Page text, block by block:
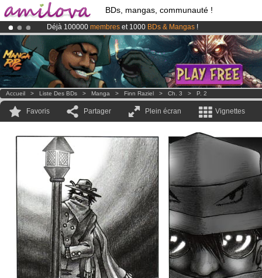
BDs, mangas, communauté !
Déjà 100000 membres et 1000 BDs & Mangas !
Abonnement premium: à partir de3.95 eurospar mois !Clique ici
LeKickstarter Amilova est désormais lancé
Accueil > Liste Des BDs > Manga > Finn Raziel > Ch. 3 > P. 2
Favoris Partager Plein écran Vignettes